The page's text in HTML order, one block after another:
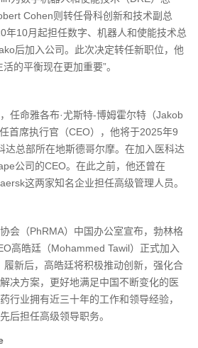
Cohen则转任骨科创新和技术副总
年10月起担任数字、机器人和使能技术总
后加入公司。此次决定转任新职位，他
的平衡现在更加重要”。
任命雅各布·尤斯特-博姆霍尔特（Jakob
首席执行官（CEO），他将于2025年9
达总部所在地斯德哥尔摩。在加入医科达
公司的CEO。在此之前，他还曾在
这两家知名企业担任高级管理人员。
会（PhRMA）中国办公室宣布，勃林格
高皓廷（Mohammed Tawil）正式加入
履新后，高皓廷将积极推动创新，强化合
决方案，更好地满足中国不断变化的医
行业拥有近三十年的工作和领导经验，
后担任高级领导职务。